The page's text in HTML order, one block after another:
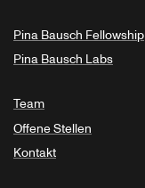
Pina Bausch Fellowship
Pina Bausch Labs
Team
Offene Stellen
Kontakt